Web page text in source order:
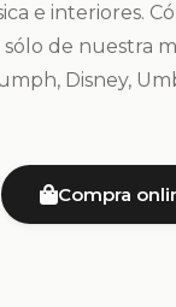
e interiores.
de nuestra
Disney,
Compra